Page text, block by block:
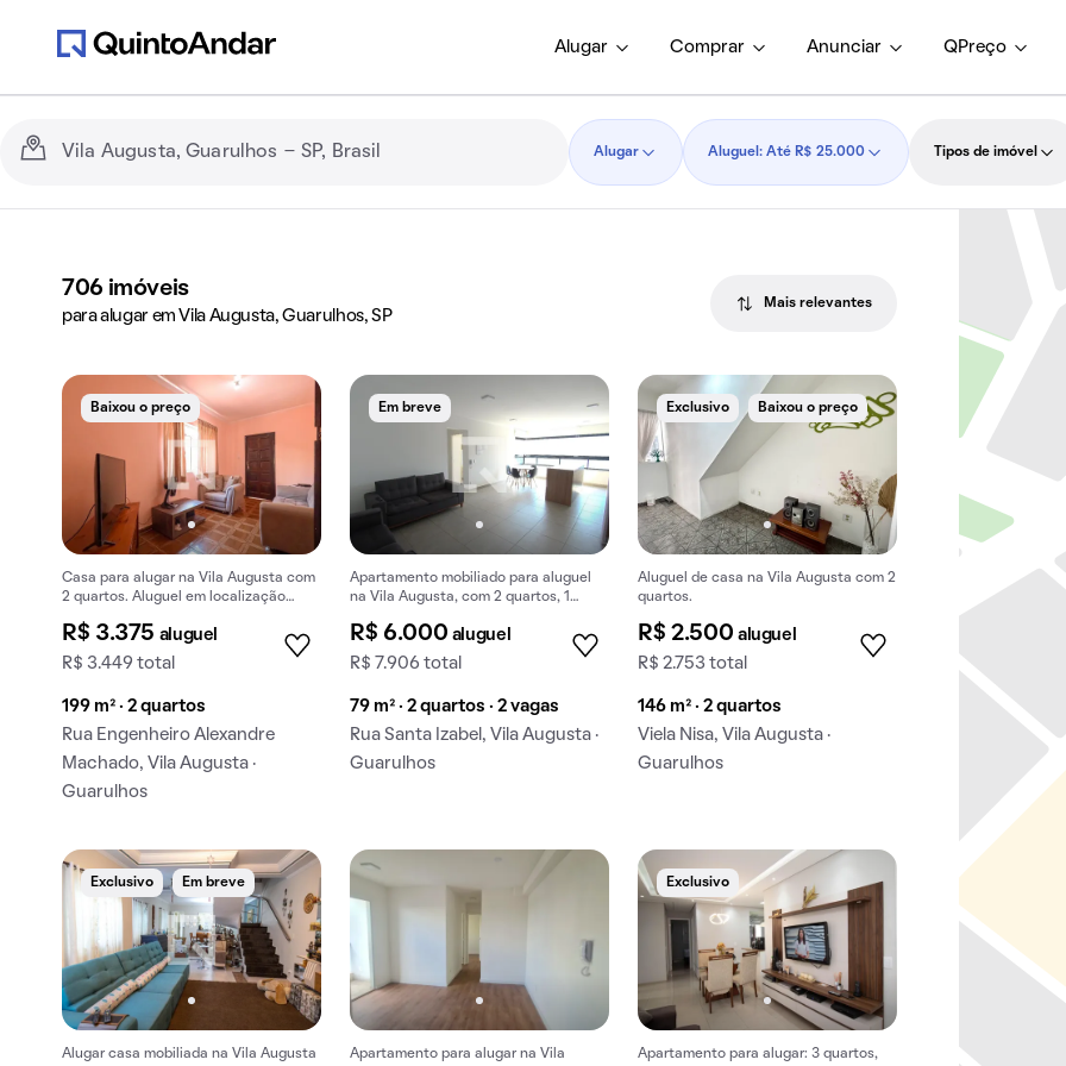
Alugar Comprar Anunciar QPreço
Alugar Aluguel: Até R$ 25.000 Tipos de imóvel
706 imóveis
para alugar em Vila Augusta, Guarulhos, SP
Mais relevantes
Baixou o preço
Casa para alugar na Vila Augusta com
2 quartos. Aluguel em localização
R$ 3.375 aluguel
R$ 3.449 total
199 m² · 2 quartos
Rua Engenheiro Alexandre
Machado, Vila Augusta ·
Guarulhos
Em breve
Apartamento mobiliado para aluguel
na Vila Augusta, com 2 quartos, 1
R$ 6.000 aluguel
R$ 7.906 total
79 m² · 2 quartos · 2 vagas
Rua Santa Izabel, Vila Augusta ·
Guarulhos
Exclusivo Baixou o preço
Aluguel de casa na Vila Augusta com 2
quartos.
R$ 2.500 aluguel
R$ 2.753 total
146 m² · 2 quartos
Viela Nisa, Vila Augusta ·
Guarulhos
Exclusivo Em breve
Alugar casa mobiliada na Vila Augusta Apartamento para alugar na Vila
Exclusivo
Apartamento para alugar: 3 quartos,